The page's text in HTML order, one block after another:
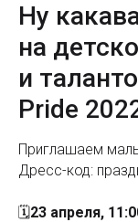
Ну
на
и
Pride
Приглашаем
Дресс-код:
🗓23 апреля,